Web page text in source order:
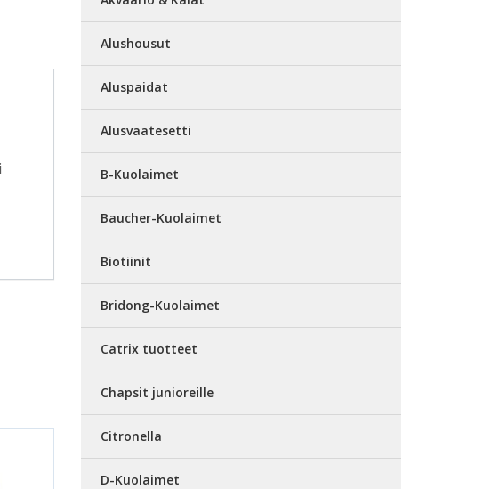
Alushousut
Aluspaidat
Alusvaatesetti
B-Kuolaimet
Baucher-Kuolaimet
Biotiinit
Bridong-Kuolaimet
Catrix tuotteet
Chapsit junioreille
Citronella
D-Kuolaimet